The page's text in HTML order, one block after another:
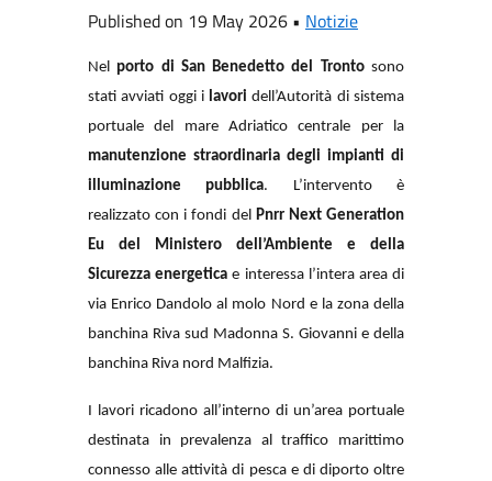
Published on 19 May 2026 • Notizie
Nel porto di San Benedetto del Trontosono
stati avviati oggi i lavori dell’Autorità di sistema
portuale del mare Adriatico centrale per la
manutenzione straordinaria degli impianti di
illuminazione pubblica. L’intervento è
realizzato con i fondi del Pnrr Next Generation
Eu del Ministero dell’Ambiente e della
Sicurezza energetica e interessa l’intera area di
via Enrico Dandolo al molo Nord e la zona della
banchina Riva sud Madonna S. Giovanni e della
banchina Riva nord Malfizia.
I lavori ricadono all’interno di un’area portuale
destinata in prevalenza al traffico marittimo
connesso alle attività di pesca e di diporto oltre